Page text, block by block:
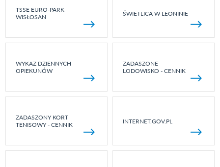
TSSE EURO-PARK
WISŁOSAN
ŚWIETLICA W LEONINIE
WYKAZ DZIENNYCH
OPIEKUNÓW
ZADASZONE
LODOWISKO - CENNIK
ZADASZONY KORT
TENISOWY - CENNIK
INTERNET.GOV.PL